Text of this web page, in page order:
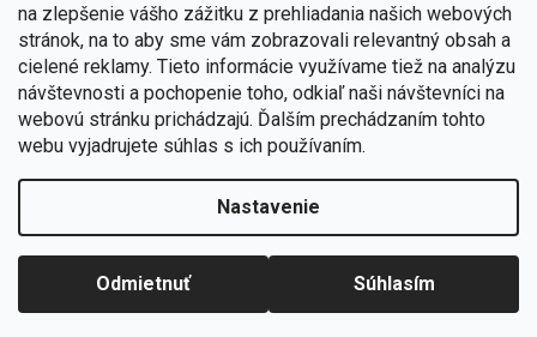
na zlepšenie vášho zážitku z prehliadania našich webových
stránok, na to aby sme vám zobrazovali relevantný obsah a
cielené reklamy. Tieto informácie využívame tiež na analýzu
návštevnosti a pochopenie toho, odkiaľ naši návštevníci na
webovú stránku prichádzajú. Ďalším prechádzaním tohto
webu vyjadrujete súhlas s ich používaním.
Nastavenie
Odmietnuť Súhlasím
Copyright 2026TENTATION.SK. Všetky práva vyhradené.